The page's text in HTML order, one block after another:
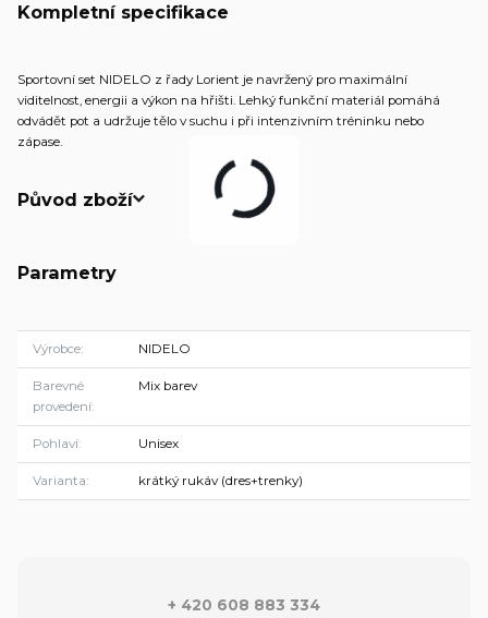
Kompletní specifikace
Sportovní set NIDELO z řady Lorient je navržený pro maximální
viditelnost, energii a výkon na hřišti. Lehký funkční materiál pomáhá
odvádět pot a udržuje tělo v suchu i při intenzivním tréninku nebo
zápase.
Původ zboží
Parametry
Výrobce NIDELO
Barevné
provedení
Mix barev
Pohlaví Unisex
Varianta krátký rukáv (dres+trenky)
+ 420 608 883 334